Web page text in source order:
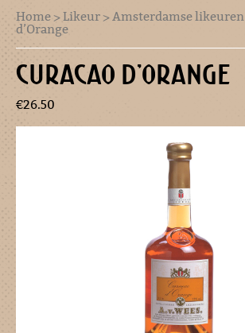
Home >Likeur >Amsterdamse likeuren
d’Orange
CURACAO D’ORANGE
€26.50